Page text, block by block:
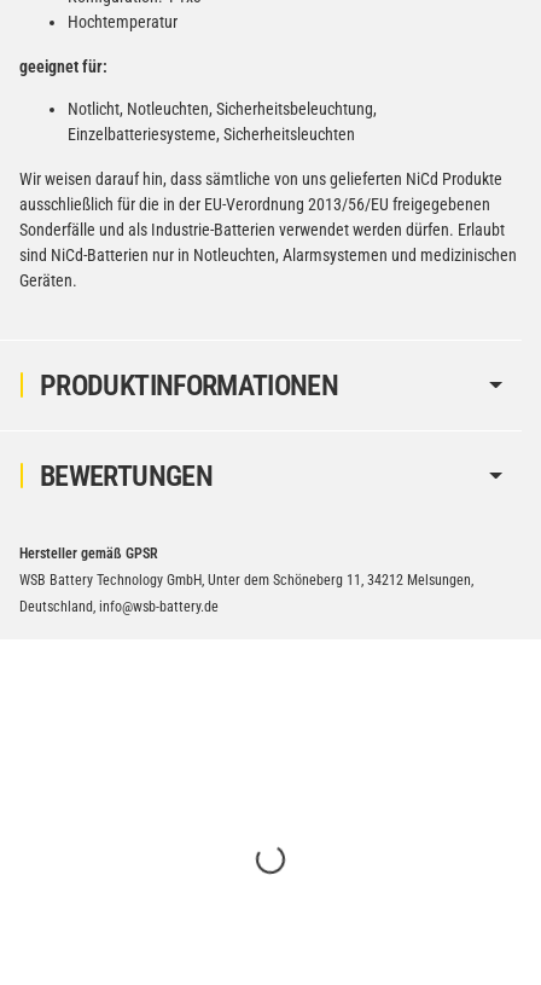
PRODUKTINFORMATIONEN
Hochtemperatur
geeignet für:
Notlicht, Notleuchten, Sicherheitsbeleuchtung,
Einzelbatteriesysteme, Sicherheitsleuchten
Wir weisen darauf hin, dass sämtliche von uns gelieferten NiCd Produkte
ausschließlich für die in der EU-Verordnung 2013/56/EU freigegebenen
Sonderfälle und als Industrie-Batterien verwendet werden dürfen. Erlaubt
sind NiCd-Batterien nur in Notleuchten, Alarmsystemen und medizinischen
Geräten.
BEWERTUNGEN
Hersteller gemäß GPSR
WSB Battery Technology GmbH, Unter dem Schöneberg 11, 34212 Melsungen,
Deutschland, info@wsb-battery.de